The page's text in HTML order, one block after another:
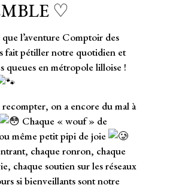
♡
que l’aventure Comptoir des
fait pétiller notre quotidien et
queues en métropole lilloise !
recompter, on a encore du mal à
Chaque « wouf » de
même petit pipi de joie
chaque ronron, chaque
chaque soutien sur les réseaux
si bienveillants sont notre